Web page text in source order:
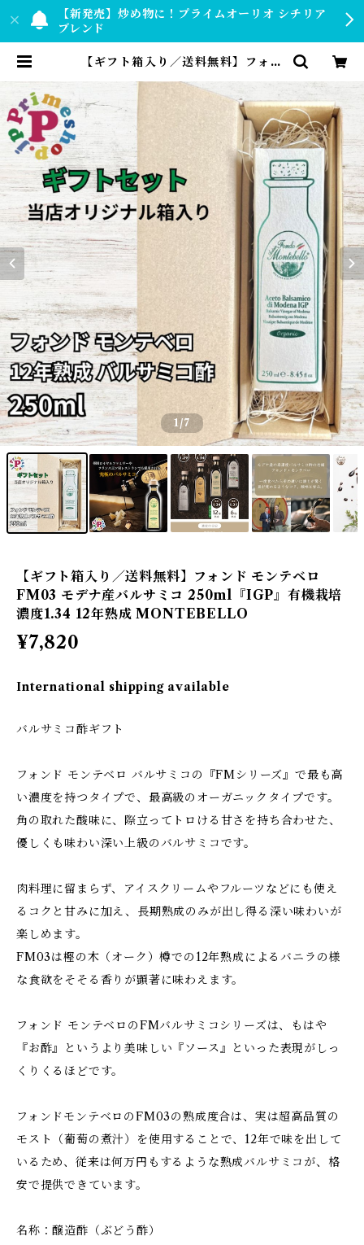
【新発売】炒め物に！プライムオーリオ シチリア
ブレンド
【ギフト箱入り／送料無料】フォン
サミコ 250ml『IGP』有機栽培 濃
度1.34 12年熟成 MONTEBELLO
| 【公式】プライムショップ by PR
IMESHOP.JP
1/7
【ギフト箱入り／送料無料】フォンド モンテベロ
FM03 モデナ産バルサミコ 250ml『IGP』有機栽培
濃度1.34 12年熟成 MONTEBELLO
¥7,820
International shipping available
バルサミコ酢ギフト
フォンド モンテベロ バルサミコの『FMシリーズ』で最も高
い濃度を持つタイプで、最高級のオーガニックタイプです。
角の取れた酸味に、際立ってトロける甘さを持ち合わせた、
優しくも味わい深い上級のバルサミコです。
肉料理に留まらず、アイスクリームやフルーツなどにも使え
るコクと甘みに加え、長期熟成のみが出し得る深い味わいが
楽しめます。
FM03は樫の木（オーク）樽での12年熟成によるバニラの様
な食欲をそそる香りが顕著に味わえます。
フォンド モンテベロのFMバルサミコシリーズは、もはや
『お酢』というより美味しい『ソース』といった表現がしっ
くりくるほどです。
フォンドモンテベロのFM03の熟成度合は、実は超高品質の
モスト（葡萄の煮汁）を使用することで、12年で味を出して
いるため、従来は何万円もするような熟成バルサミコが、格
安で提供できています。
名称：醸造酢（ぶどう酢）